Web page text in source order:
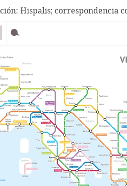
Hispalis; correspondencia